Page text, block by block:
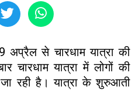
अप्रैल से चारधाम यात्रा की
यात्रा में लोगों की
जा रही है। यात्रा के शुरुआती